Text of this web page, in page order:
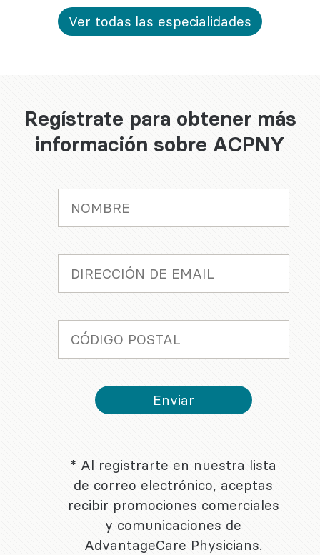
Ver todas las especialidades
Regístrate para obtener más
información sobre ACPNY
* Al registrarte en nuestra lista
de correo electrónico, aceptas
recibir promociones comerciales
y comunicaciones de
AdvantageCare Physicians.